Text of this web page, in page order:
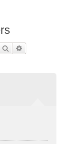
Zoek